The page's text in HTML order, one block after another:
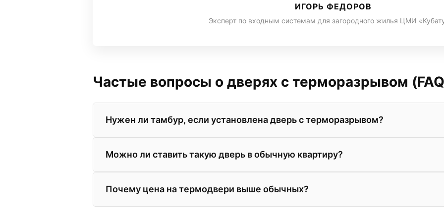
ИГОРЬ ФЕДОРОВ
Эксперт по входным системам для загородного жилья ЦМИ
Частые вопросы о дверях с терморазрывом
Нужен ли тамбур, если установлена дверь с терморазрывом?
Нет. Технология терморазрыва как раз и создана для того, чтобы исключить
холодного тамбура. Такая дверь отлично справляется с функцией теплосбережения
Можно ли ставить такую дверь в обычную квартиру?
Технически — да. Вы получите невероятный уровень шумоизоляции (из-за обилия
зрения теплотехники это избыточное решение для теплого подъезда. Если ваш
отличный вариант.
Почему цена на термодвери выше обычных?